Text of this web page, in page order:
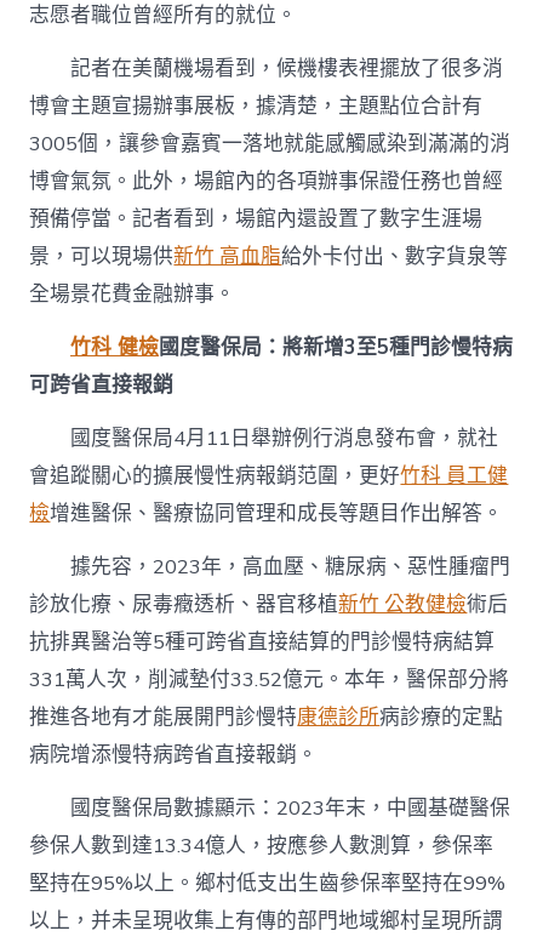
融〉
中
志愿者職位曾經所有的就位。
記者在美蘭機場看到，候機樓表裡擺放了很多消
博會主題宣揚辦事展板，據清楚，主題點位合計有
3005個，讓參會嘉賓一落地就能感觸感染到滿滿的消
博會氣氛。此外，場館內的各項辦事保證任務也曾經
預備停當。記者看到，場館內還設置了數字生涯場
景，可以現場供新竹 高血脂給外卡付出、數字貨泉等
全場景花費金融辦事。
竹科 健檢國度醫保局：將新增3至5種門診慢特病
可跨省直接報銷
國度醫保局4月11日舉辦例行消息發布會，就社
會追蹤關心的擴展慢性病報銷范圍，更好竹科 員工健
檢增進醫保、醫療協同管理和成長等題目作出解答。
據先容，2023年，高血壓、糖尿病、惡性腫瘤門
診放化療、尿毒癥透析、器官移植新竹 公教健檢術后
抗排異醫治等5種可跨省直接結算的門診慢特病結算
331萬人次，削減墊付33.52億元。本年，醫保部分將
推進各地有才能展開門診慢特康德診所病診療的定點
病院增添慢特病跨省直接報銷。
國度醫保局數據顯示：2023年末，中國基礎醫保
參保人數到達13.34億人，按應參人數測算，參保率
堅持在95%以上。鄉村低支出生齒參保率堅持在99%
以上，并未呈現收集上有傳的部門地域鄉村呈現所謂